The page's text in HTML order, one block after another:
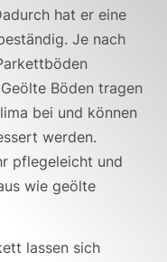
hat er eine
Je nach
Böden tragen
bei und können
werden.
pflegeleicht und
wie geölte
lassen sich